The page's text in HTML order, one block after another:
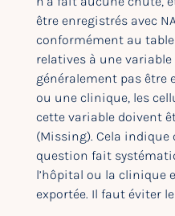
être enregistrés avec
conformément au
relatives à une
généralement pas être
ou une clinique, les
cette variable doivent
(Missing). Cela indique
question fait
l’hôpital ou la clinique
exportée. Il faut éviter